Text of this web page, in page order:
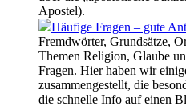
Apostel).
Häufige Fragen – gute
Fremdwörter, Grundsätze,
Themen Religion, Glaube
Fragen. Hier haben wir
zusammengestellt, die
die schnelle Info auf einen